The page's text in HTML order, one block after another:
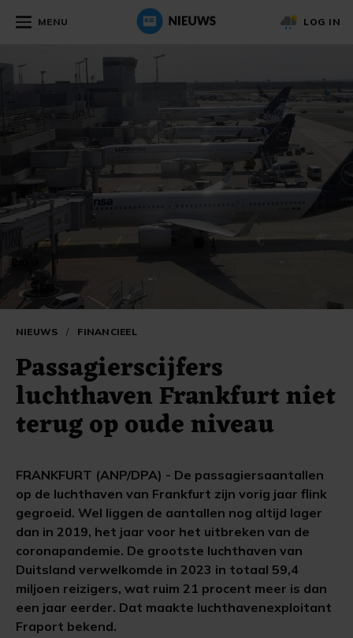
MENU LOG IN
NIEUWS / FINANCIEEL
Passagierscijfers
luchthaven Frankfurt niet
terug op oude niveau
FRANKFURT (ANP/DPA) - De passagiersaantallen
op de luchthaven van Frankfurt zijn vorig jaar flink
gegroeid. Wel liggen de aantallen nog altijd lager
dan in 2019, het jaar voor het uitbreken van de
coronapandemie. De grootste luchthaven van
Duitsland verwelkomde in 2023 in totaal 59,4
miljoen reizigers, wat ruim 21 procent meer is dan
een jaar eerder. Dat maakte luchthavenexploitant
Fraport bekend.